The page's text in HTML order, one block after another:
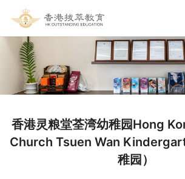
香港灵粮堂荃湾幼稚园Hong
Church Tsuen Wan
稚园）